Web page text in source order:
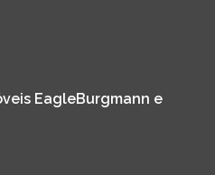
EagleBurgmann e